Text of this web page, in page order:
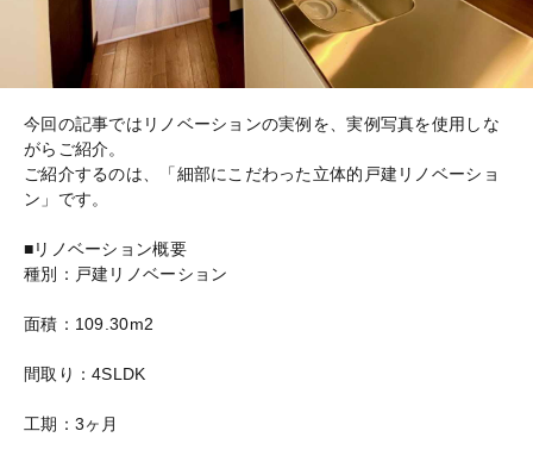
今回の記事ではリノベーションの実例を、実例写真を使用しな
がらご紹介。
ご紹介するのは、「細部にこだわった立体的戸建リノベーショ
ン」です。
■リノベーション概要
種別：戸建リノベーション
面積：109.30m2
間取り：4SLDK
工期：3ヶ月